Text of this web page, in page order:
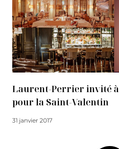
Laurent-Perrier invité
pour la Saint-Valentin
31 janvier 2017